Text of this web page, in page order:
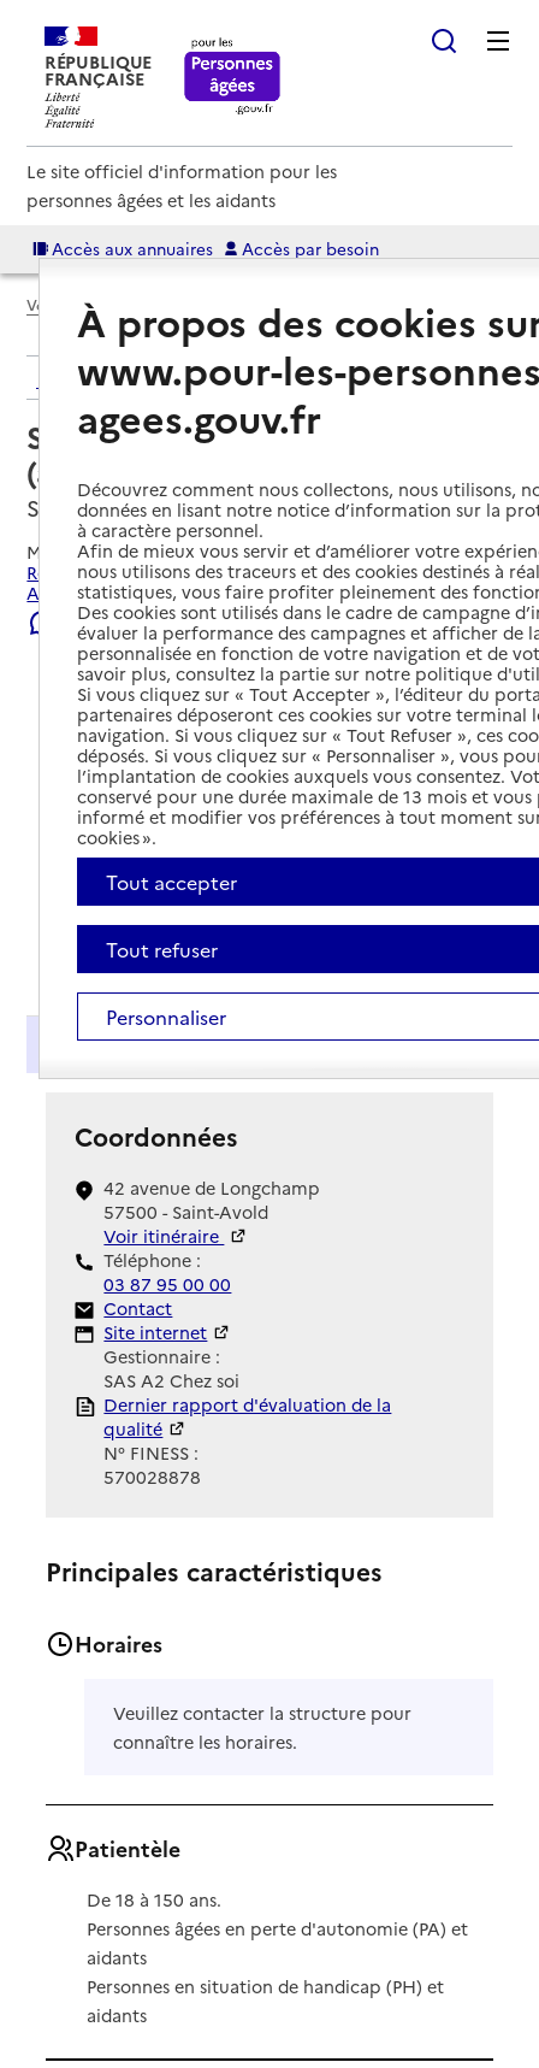
RÉPUBLIQUE
FRANÇAISE
Le site officiel d'information pour les
personnes âgées et les aidants
Accès aux annuaires Accès par besoin
Voir le fil d’Ariane
Retour aux résultats de l'annuaire
Service autonomie à domicile
(aide) – Destia - A2 Chez soi
Saint-Avold, MOSELLE
Mis à jour le23/07/2026
Rechercher les établissements et services autour de Saint-
Avold.
Signaler une erreur
Présentation
Coordonnées
42 avenue de Longchamp
57500 - Saint-Avold
Voir itinéraire
Téléphone :
03 87 95 00 00
Contact
Contact
Site Internet
Site internet
Gestionnaire :
SAS A2 Chez soi
Rapport HAS
Dernier rapport d'évaluation de la
qualité
N° FINESS :
570028878
Principales caractéristiques
Horaires
Veuillez contacter la structure pour
connaître les horaires.
Patientèle
De 18 à 150 ans.
Personnes âgées en perte d'autonomie (PA) et
aidants
Personnes en situation de handicap (PH) et
aidants
À propos des cookies
www.pour-les-
agees.gouv.fr
Découvrez comment nous collectons, nous utilisons,
données en lisant notre notice d’information sur la
à caractère personnel.
Afin de mieux vous servir et d’améliorer votre
nous utilisons des traceurs et des cookies destinés à
statistiques, vous faire profiter pleinement des
Des cookies sont utilisés dans le cadre de campagne
évaluer la performance des campagnes et afficher de
personnalisée en fonction de votre navigation et de
savoir plus, consultez la partie sur notre politique
Si vous cliquez sur « Tout Accepter », l’éditeur du
partenaires déposeront ces cookies sur votre terminal
navigation. Si vous cliquez sur « Tout Refuser », ces
déposés. Si vous cliquez sur « Personnaliser », vous
l’implantation de cookies auxquels vous consentez.
conservé pour une durée maximale de 13 mois et
informé et modifier vos préférences à tout moment
cookies ».
Tout accepter
Tout refuser
Personnaliser